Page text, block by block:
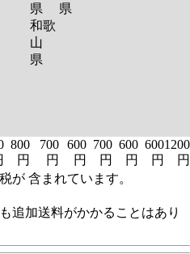
県
和歌
山
県
県
800
円
700
円
600
円
700
円
600
円
600
円
1200
円
が 含まれています。
追加送料がかかることはあり